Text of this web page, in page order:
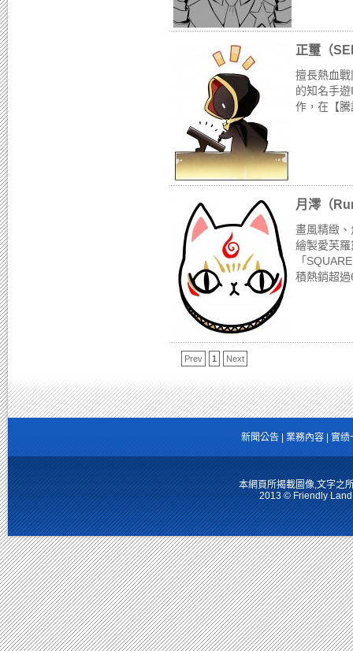
正璽（
擅長熱血
的知名手
作，在【
月澪（
畫風精緻
繪製愛芙
「
積熱銷超
Prev 1 Next
新聞公告| 業務內容| 實绩
本網頁所揭載圖像,文字之
2013 © Friendly